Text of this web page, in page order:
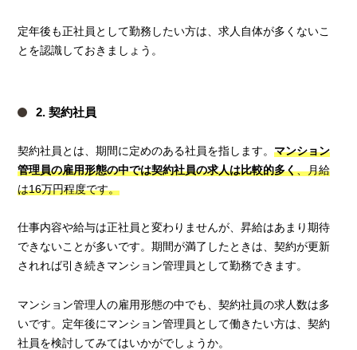
定年後も正社員として勤務したい方は、求人自体が多くないこ
とを認識しておきましょう。
2. 契約社員
契約社員とは、期間に定めのある社員を指します。マンション
管理員の雇用形態の中では契約社員の求人は比較的多く、月給
は16万円程度です。
仕事内容や給与は正社員と変わりませんが、昇給はあまり期待
できないことが多いです。期間が満了したときは、契約が更新
されれば引き続きマンション管理員として勤務できます。
マンション管理人の雇用形態の中でも、契約社員の求人数は多
いです。定年後にマンション管理員として働きたい方は、契約
社員を検討してみてはいかがでしょうか。